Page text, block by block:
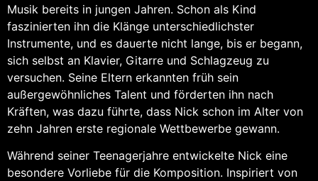
Musik bereits in jungen Jahren. Schon als Kind
faszinierten ihn die Klänge unterschiedlichster
Instrumente, und es dauerte nicht lange, bis er begann,
sich selbst an Klavier, Gitarre und Schlagzeug zu
versuchen. Seine Eltern erkannten früh sein
außergewöhnliches Talent und förderten ihn nach
Kräften, was dazu führte, dass Nick schon im Alter von
zehn Jahren erste regionale Wettbewerbe gewann.
Während seiner Teenagerjahre entwickelte Nick eine
besondere Vorliebe für die Komposition. Inspiriert von